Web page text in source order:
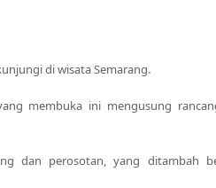
di wisata Semarang.
membuka ini mengusung
dan perosotan, yang ditambah